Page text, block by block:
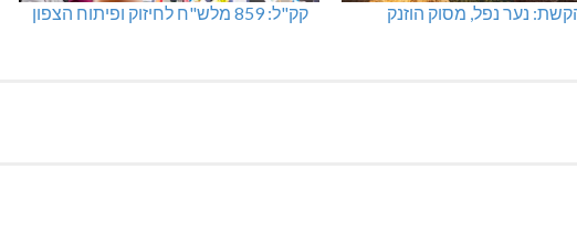
נער נפל, מסוק הוזנק
קק"ל: 859 מלש"ח לחיזוק ופיתוח הצפון